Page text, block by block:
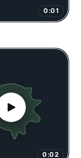
0:01
0:02